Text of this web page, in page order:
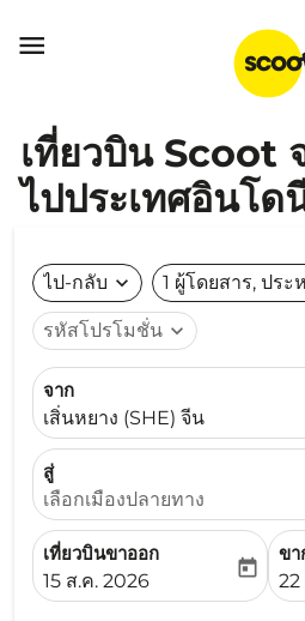

เที่ยวบิน Scoot
ไปประเทศอินโด
ไป-กลับ expand_more 1 ผู้โดยสาร, ประ
รหัสโปรโมชั่น expand_more
จาก
เสิ่นหยาง (SHE) จีน
สู่
เลือกเมืองปลายทาง
เที่ยวบินขาออก
fc-booking-departure-
15 ส.ค. 2026
today
ขา
22